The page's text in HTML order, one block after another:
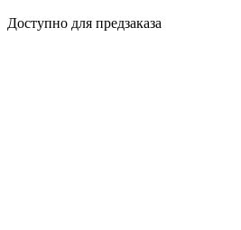
Доступно для предзаказа